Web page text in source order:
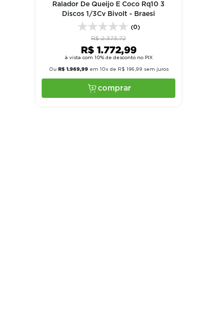
Ralador De Queijo E Coco Rq10 3
Discos 1/3Cv Bivolt - Braesi
(0)
R$ 2.373,72
R$ 1.772,99
à vista com 10% de desconto no PIX
Ou R$ 1.969,99em 10x de R$ 196 ,99 sem juros
comprar